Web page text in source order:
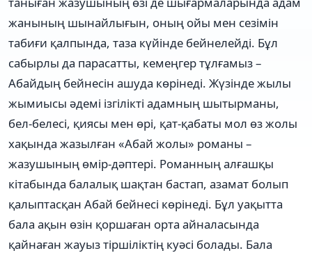
жанының шынайлығын, оның ойы мен сезімін
табиғи қалпында, таза күйінде бейнелейді. Бұл
сабырлы да парасатты, кемеңгер тұлғамыз –
Абайдың бейнесін ашуда көрінеді. Жүзінде жылы
жымиысы әдемі ізгілікті адамның шытырманы,
бел-белесі, қиясы мен өрі, қат-қабаты мол өз жолы
хақында жазылған «Абай жолы» романы –
жазушының өмір-дәптері. Романның алғашқы
кітабында балалық шақтан бастап, азамат болып
қалыптасқан Абай бейнесі көрінеді. Бұл уақытта
бала ақын өзін қоршаған орта айналасында
қайнаған жауыз тіршіліктің куәсі болады. Бала